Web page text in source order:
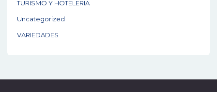
TURISMO Y HOTELERIA
Uncategorized
VARIEDADES